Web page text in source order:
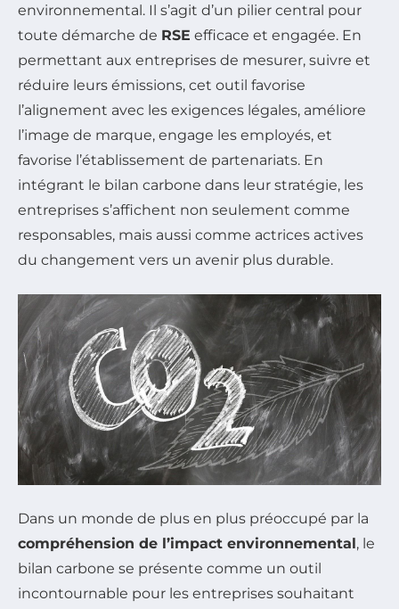
environnemental. Il s’agit d’un pilier central pour
toute démarche de RSE efficace et engagée. En
permettant aux entreprises de mesurer, suivre et
réduire leurs émissions, cet outil favorise
l’alignement avec les exigences légales, améliore
l’image de marque, engage les employés, et
favorise l’établissement de partenariats. En
intégrant le bilan carbone dans leur stratégie, les
entreprises s’affichent non seulement comme
responsables, mais aussi comme actrices actives
du changement vers un avenir plus durable.
Dans un monde de plus en plus préoccupé par la
compréhension de l’impact environnemental, le
bilan carbone se présente comme un outil
incontournable pour les entreprises souhaitant